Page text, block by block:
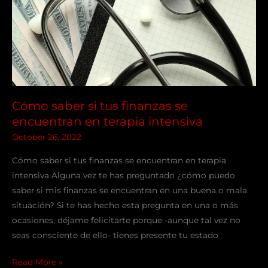
Cómo saber si tus finanzas se
encuentran en terapia intensiva
October 26, 2022
Cómo saber si tus finanzas se encuentran en terapia
intensiva Alguna vez te has preguntado ¿cómo puedo
saber si mis finanzas se encuentran en una buena o mala
situación? Si te has hecho esta pregunta en una o más
ocasiones, déjame felicitarte porque -aunque tal vez no
seas consciente de ello- tienes presente tu estado
se
encuentran
en
terapia
intensiva
Read More »